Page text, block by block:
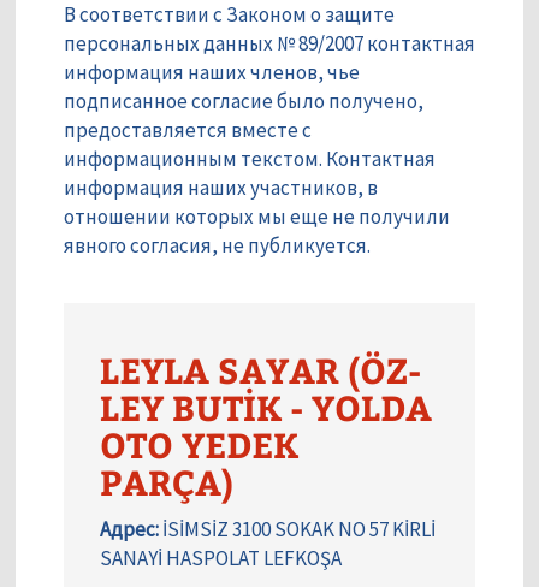
В соответствии с Законом о защите
персональных данных № 89/2007 контактная
информация наших членов, чье
подписанное согласие было получено,
предоставляется вместе с
информационным текстом. Контактная
информация наших участников, в
отношении которых мы еще не получили
явного согласия, не публикуется.
LEYLA SAYAR (ÖZ-
LEY BUTİK - YOLDA
OTO YEDEK
PARÇA)
Адрес:İSİMSİZ 3100 SOKAK NO 57 KİRLİ
SANAYİ HASPOLAT LEFKOŞA